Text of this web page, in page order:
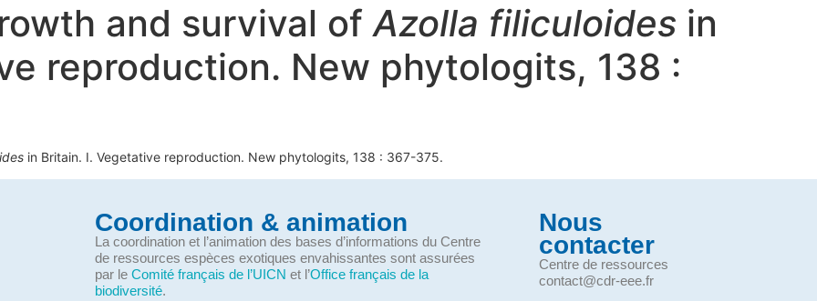
and survival ofAzolla filiculoides in
reproduction. New phytologits, 138 :
in Britain. I. Vegetative reproduction. New phytologits, 138 : 367-375.
Coordination & animation
La coordination et l’animation des bases d’informations du Centre
de ressources espèces exotiques envahissantes sont assurées
par le Comité français de l’UICN et l’Office français de la
biodiversité.
Nous
contacter
Centre de ressources
contact@cdr-eee.fr